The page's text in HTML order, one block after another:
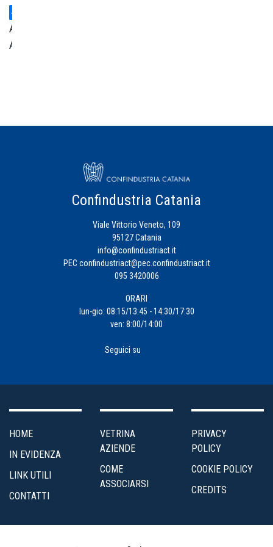
Area
Amministrativa
Credito
Internazionalizzazione
Marketing
e
Servizi
Soci
Confindustria Catania
Viale Vittorio Veneto, 109
95127 Catania
info@confindustriact.it
PEC confindustriact@pec.confindustriact.it
095 3420006
ORARI
lun-gio: 08:15/13:45 - 14:30/17:30
ven: 8:00/14:00
Seguici su
HOME
IN EVIDENZA
LINK UTILI
CONTATTI
VETRINA
AZIENDE
COME
ASSOCIARSI
PRIVACY
POLICY
COOKIE POLICY
CREDITS